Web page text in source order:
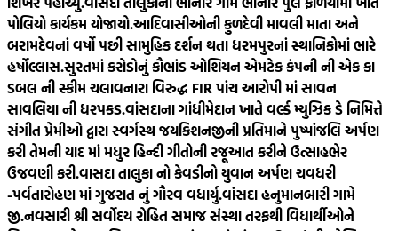
પોલિયો કાર્યકમ યોજાયો.આદિવાસીઓની કુળદેવી માવલી માતા અને
બરામદેવનાં વર્ષો પછી સામુહિક દર્શન થતા ધરમપુરનાં સ્થાનિકોમાં ભારે
હર્ષોલ્લાસ.સુરતમાં કરોડોનું કૌભાંડ ઓશિયન એમટેક કંપની ની એક કા
ડબલ ની સ્કીમ ચલાવનારા વિરુદ્ધ FIR પાંચ આરોપી માં સાવન
સાવલિયા ની ધરપકડ.વાંસદાના ગાંધીમેદાન ખાતે વર્લ્ડ મ્યુઝિક ડે નિમિત્તે
સંગીત પ્રેમીઓ દ્વારા સ્વર્ગસ્થ જયકિશનજીની પ્રતિમાને પુષ્પાંજલિ અર્પણ
કરી તેમની યાદ માં મધુર હિન્દી ગીતોની રજૂઆત કરીને ઉત્સાહભેર
ઉજવણી કરી.વાસદા તાલુકા નો કેવડીનો યુવાન અર્પણ ચવધરી
-પર્વતારોહણ માં ગુજરાત નું ગૌરવ વધાર્યુ.વાંસદા હનુમાનબારી ગામે
જી.નવસારી શ્રી સર્વોદય રોહિત સમાજ સંસ્થા તરફથી વિદ્યાર્થીઓને